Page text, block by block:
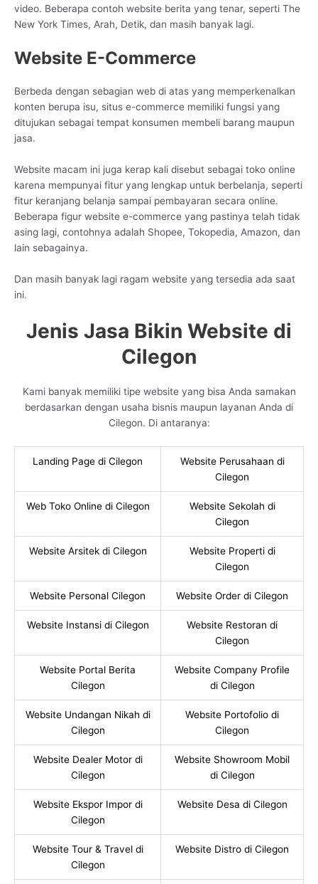
video. Beberapa contoh website berita yang tenar, seperti The
New York Times, Arah, Detik, dan masih banyak lagi.
Website E-Commerce
Berbeda dengan sebagian web di atas yang memperkenalkan
konten berupa isu, situs e-commerce memiliki fungsi yang
ditujukan sebagai tempat konsumen membeli barang maupun
jasa.
Website macam ini juga kerap kali disebut sebagai toko online
karena mempunyai fitur yang lengkap untuk berbelanja, seperti
fitur keranjang belanja sampai pembayaran secara online.
Beberapa figur website e-commerce yang pastinya telah tidak
asing lagi, contohnya adalah Shopee, Tokopedia, Amazon, dan
lain sebagainya.
Dan masih banyak lagi ragam website yang tersedia ada saat
ini.
Jenis Jasa Bikin Website di
Cilegon
Kami banyak memiliki tipe website yang bisa Anda samakan
berdasarkan dengan usaha bisnis maupun layanan Anda di
Cilegon. Di antaranya:
Landing Page di Cilegon
Website Perusahaan di
Cilegon
Web Toko Online di Cilegon
Website Sekolah di
Cilegon
Website Arsitek di Cilegon
Website Properti di
Cilegon
Website Personal Cilegon Website Order di Cilegon
Website Instansi di Cilegon
Website Restoran di
Cilegon
Website Portal Berita
Cilegon
Website Company Profile
di Cilegon
Website Undangan Nikah di
Cilegon
Website Portofolio di
Cilegon
Website Dealer Motor di
Cilegon
Website Showroom Mobil
di Cilegon
Website Ekspor Impor di
Cilegon
Website Desa di Cilegon
Website Tour & Travel di
Cilegon
Website Distro di Cilegon